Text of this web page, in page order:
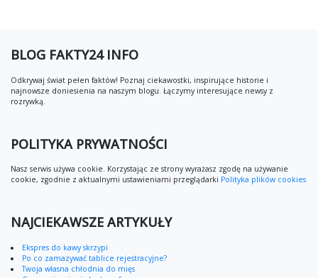
BLOG FAKTY24 INFO
Odkrywaj świat pełen faktów! Poznaj ciekawostki, inspirujące historie i
najnowsze doniesienia na naszym blogu. Łączymy interesujące newsy z
rozrywką.
POLITYKA PRYWATNOŚCI
Nasz serwis używa cookie. Korzystając ze strony wyrażasz zgodę na używanie
cookie, zgodnie z aktualnymi ustawieniami przeglądarki Polityka plików cookies
NAJCIEKAWSZE ARTYKUŁY
Ekspres do kawy skrzypi
Po co zamazywać tablice rejestracyjne?
Twoja własna chłodnia do mięs